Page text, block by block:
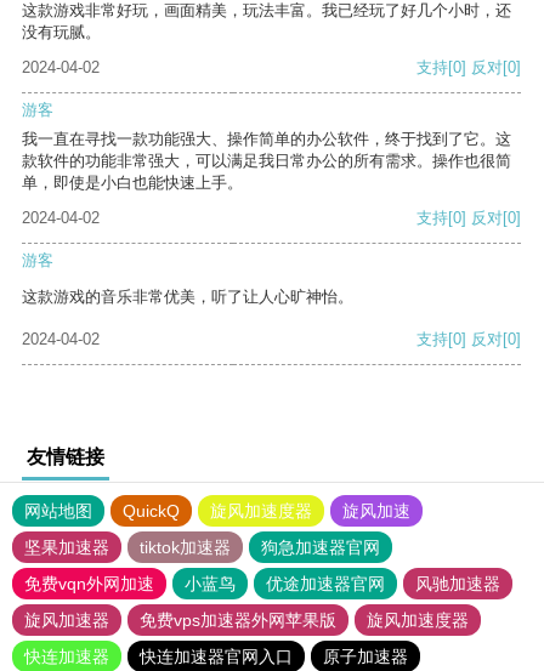
这款游戏非常好玩，画面精美，玩法丰富。我已经玩了好几个小时，还
没有玩腻。
2024-04-02
支持[0] 反对[0]
游客
我一直在寻找一款功能强大、操作简单的办公软件，终于找到了它。这
款软件的功能非常强大，可以满足我日常办公的所有需求。操作也很简
单，即使是小白也能快速上手。
2024-04-02
支持[0] 反对[0]
游客
这款游戏的音乐非常优美，听了让人心旷神怡。
2024-04-02 支持[0] 反对[0]
友情链接
网站地图 QuickQ 旋风加速度器
旋风加速
坚果加速器
tiktok加速器
狗急加速器官网
免费vqn外网加速
小蓝鸟 优途加速器官网
风驰加速器
旋风加速器
免费vps加速器外网苹果版
旋风加速度器
快连加速器
快连加速器官网入口
原子加速器